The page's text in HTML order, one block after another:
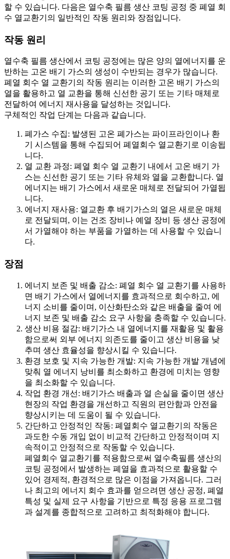
할 수 있습니다. 다음은 열수축 필름 생산 코팅 공정 중 폐열 회
수 열교환기의 일반적인 작동 원리와 장점입니다.
작동 원리
열수축 필름 생산에서 코팅 공정에는 많은 양의 열에너지를 운
반하는 고온 배기 가스의 생성이 수반되는 경우가 많습니다.
폐열 회수 열 교환기의 작동 원리는 이러한 고온 배기 가스의
열을 활용하고 열 교환을 통해 신선한 공기 또는 기타 매체로
전달하여 에너지 재사용을 달성하는 것입니다.
구체적인 작업 단계는 다음과 같습니다.
폐가스 수집: 발생된 고온 폐가스는 파이프라인이나 환
기 시스템을 통해 수집되어 폐열회수 열교환기로 이송됩
니다.
열 교환 과정: 폐열 회수 열 교환기 내에서 고온 배기 가
스는 신선한 공기 또는 기타 유체와 열을 교환합니다. 열
에너지는 배기 가스에서 새로운 매체로 전달되어 가열됩
니다.
에너지 재사용: 열교환 후 배기가스의 열은 새로운 매체
로 전달되며, 이는 건조 장비나 예열 장비 등 생산 공정에
서 가열해야 하는 부품을 가열하는 데 사용할 수 있습니
다.
장점
에너지 보존 및 배출 감소: 폐열 회수 열 교환기를 사용하
면 배기 가스에서 열에너지를 효과적으로 회수하고, 에
너지 소비를 줄이며, 이산화탄소와 같은 배출을 줄여 에
너지 보존 및 배출 감소 요구 사항을 충족할 수 있습니다.
생산 비용 절감: 배기가스 내 열에너지를 재활용 및 활용
함으로써 외부 에너지 의존도를 줄이고 생산 비용을 낮
추며 생산 효율성을 향상시킬 수 있습니다.
환경 보호 및 지속 가능한 개발: 지속 가능한 개발 개념에
맞춰 열 에너지 낭비를 최소화하고 환경에 미치는 영향
을 최소화할 수 있습니다.
작업 환경 개선: 배기가스 배출과 열 손실을 줄이면 생산
현장의 작업 환경을 개선하고 직원의 편안함과 안전을
향상시키는 데 도움이 될 수 있습니다.
간단하고 안정적인 작동: 폐열회수 열교환기의 작동은
과도한 수동 개입 없이 비교적 간단하고 안정적이며 지
속적이고 안정적으로 작동할 수 있습니다.
폐열회수 열교환기를 적용함으로써 열수축필름 생산의
코팅 공정에서 발생하는 폐열을 효과적으로 활용할 수
있어 경제적, 환경적으로 많은 이점을 가져옵니다. 그러
나 최고의 에너지 회수 효과를 얻으려면 생산 공정, 폐열
특성 및 실제 요구 사항을 기반으로 특정 응용 프로그램
과 설계를 종합적으로 고려하고 최적화해야 합니다.